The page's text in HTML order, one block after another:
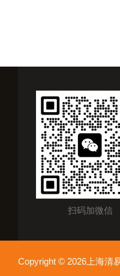
扫码加微信
Copyright © 2026上海清